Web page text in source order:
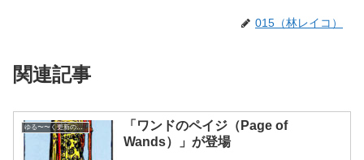
015（林レイコ）
関連記事
ゆる〜〜く更新の日めくり
「ワンドのペイジ（Page of
Wands）」が登場